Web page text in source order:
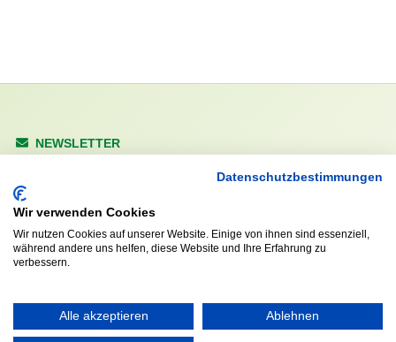
NEWSLETTER
Abonnieren
KONTAKT
Walddörfer Sportverein
ÖFFNUNGS- UND
Datenschutzbestimmungen
Wir verwenden Cookies
Wir nutzen Cookies auf unserer Website. Einige von ihnen sind essenziell,
während andere uns helfen, diese Website und Ihre Erfahrung zu
verbessern.
Alle akzeptieren Ablehnen